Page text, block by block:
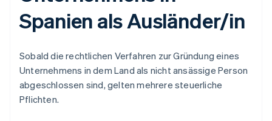
Spanien als Ausländer/in
Sobald die rechtlichen Verfahren zur Gründung eines
Unternehmens in dem Land als nicht ansässige Person
abgeschlossen sind, gelten mehrere steuerliche
Pflichten.